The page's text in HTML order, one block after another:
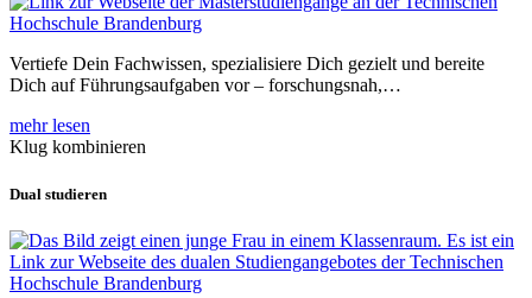
Vertiefe Dein Fachwissen, spezialisiere Dich gezielt und bereite
Dich auf Führungsaufgaben vor – forschungsnah,…
mehr lesen
Klug kombinieren
Dual studieren